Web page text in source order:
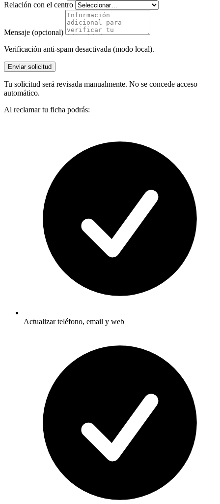
Relación con el centro
Mensaje (opcional)
Verificación anti-spam desactivada (modo local).
Enviar solicitud
Tu solicitud será revisada manualmente. No se concede acceso
automático.
Al reclamar tu ficha podrás:
Actualizar teléfono, email y web